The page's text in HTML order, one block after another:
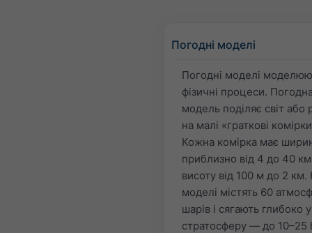
Погодні моделі
Погодні моделі
фізичні процеси.
модель поділяє світ або
на малі «граткові
Кожна комірка має
приблизно від 4 до 40 км
висоту від 100 м до 2 км.
моделі містять 60
шарів і сягають глибоко у
стратосферу — до 10–25